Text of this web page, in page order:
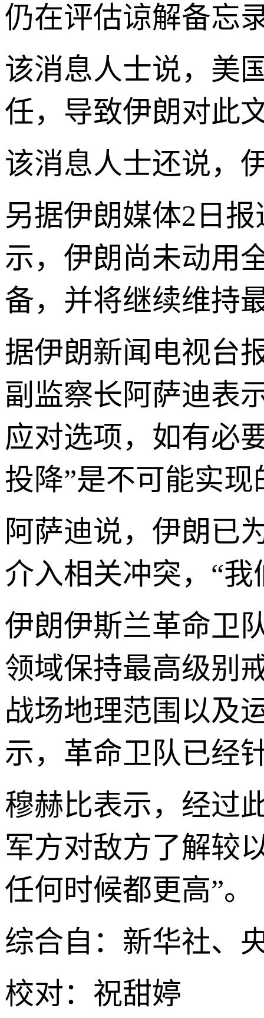
仍在评估谅解备忘
该消息人士说，美
任，导致伊朗对此
该消息人士还说，
另据伊朗媒体2日
示，伊朗尚未动用
备，并将继续维持
据伊朗新闻电视台
副监察长阿萨迪表
应对选项，如有必
投降”是不可能实
阿萨迪说，伊朗已
介入相关冲突，“
伊朗伊斯兰革命卫
领域保持最高级别
战场地理范围以及
示，革命卫队已经
穆赫比表示，经过
军方对敌方了解较
任何时候都更高”。
综合自：新华社、
校对：祝甜婷